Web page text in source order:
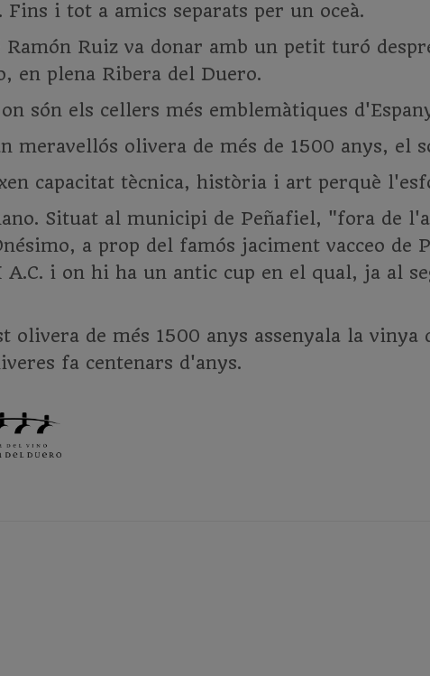
Fins i tot a amics separats per un oceà.
Ruiz va donar amb un petit turó
en plena Ribera del Duero.
són els cellers més emblemàtiques
meravellós olivera de més de 1500 anys,
capacitat tècnica, història i art perquè
Situat al municipi de Peñafiel, "fora de
a prop del famós jaciment vacceo de
A.C. i on hi ha un antic cup en el qual, ja al
olivera de més 1500 anys assenyala la
fa centenars d'anys.